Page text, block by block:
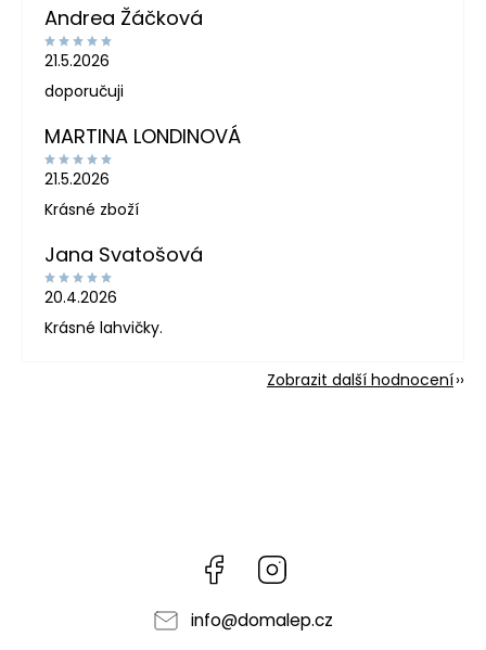
Andrea Žáčková
21.5.2026
doporučuji
MARTINA LONDINOVÁ
21.5.2026
Krásné zboží
Jana Svatošová
20.4.2026
Krásné lahvičky.
Zobrazit další hodnocení
Facebook
info@domalep.cz